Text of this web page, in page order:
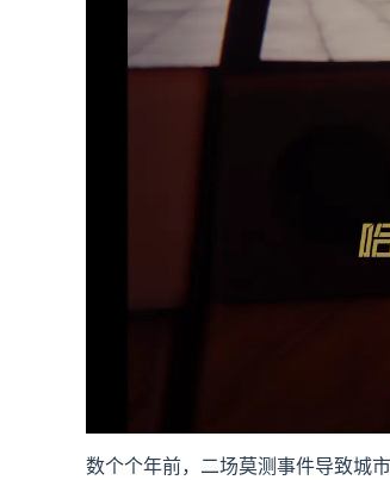
数个个年前，二场莫测事件导致城